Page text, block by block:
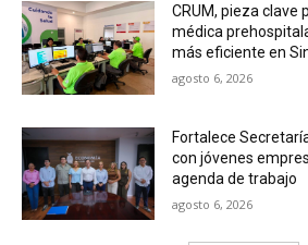
CRUM, pieza clave
médica
más eficiente en
agosto 6, 2026
Fortalece
con jóvenes
agenda de trabajo
agosto 6, 2026